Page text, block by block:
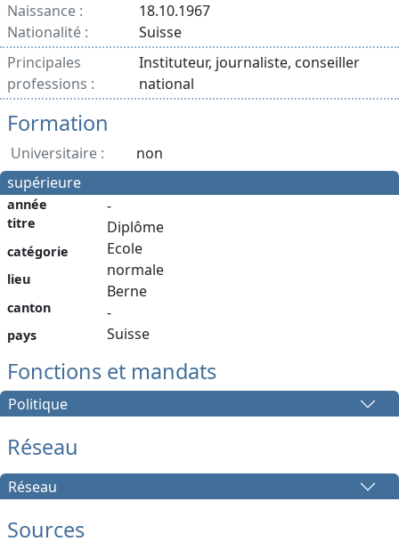
Naissance :
18.10.1967
Nationalité :
Suisse
Principales
professions :
Instituteur, journaliste, conseiller
national
Formation
Universitaire :
non
supérieure
année
titre
catégorie
lieu
canton
pays
-
Diplôme
Ecole
normale
Berne
-
Suisse
Fonctions et mandats
Politique
Réseau
Réseau
Sources